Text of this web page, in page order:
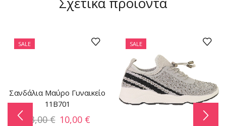
SALE
Σανδάλια Μαύρο Γυναικείο
11B701
33,00€ 10,00 €
SALE